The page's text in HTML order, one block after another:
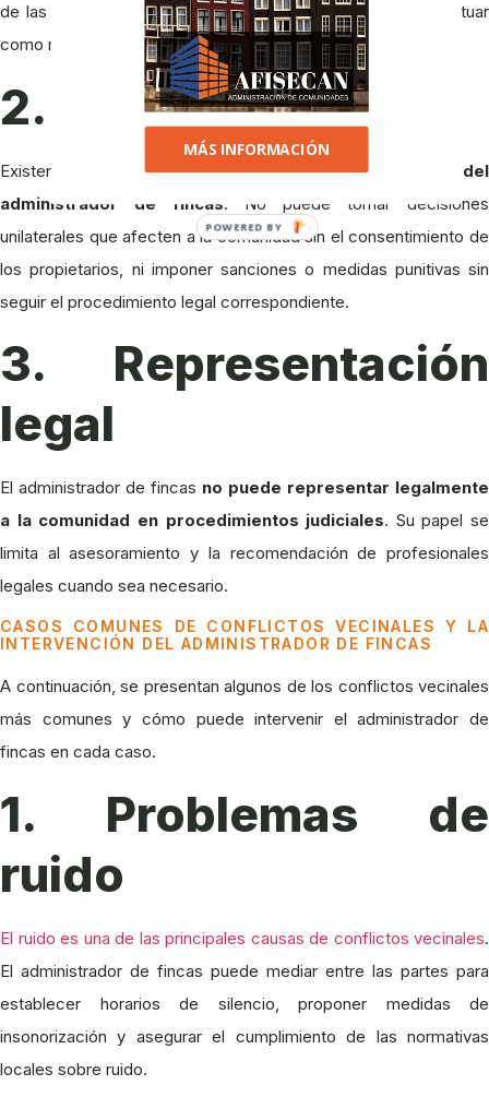
de las partes involucradas en el conflicto. Su objetivo es actuar
como mediador y facilitador de soluciones, no como juez.
2. Límites legales
Existen
límites legales en cuanto a la intervención del
administrador de fincas. No puede tomar decisiones
unilaterales que afecten a la comunidad sin el consentimiento de
los propietarios, ni imponer sanciones o medidas punitivas sin
seguir el procedimiento legal correspondiente.
3. Representación
legal
El administrador de fincas no puede representar legalmente
a la comunidad en procedimientos judiciales. Su papel se
limita al asesoramiento y la recomendación de profesionales
legales cuando sea necesario.
CASOS COMUNES DE CONFLICTOS VECINALES Y LA
INTERVENCIÓN DEL ADMINISTRADOR DE FINCAS
A continuación, se presentan algunos de los conflictos vecinales
más comunes y cómo puede intervenir el administrador de
fincas en cada caso.
1. Problemas de
ruido
El ruido es una de las principales causas de conflictos vecinales.
El administrador de fincas puede mediar entre las partes para
establecer horarios de silencio, proponer medidas de
insonorización y asegurar el cumplimiento de las normativas
locales sobre ruido.
MÁS INFORMACIÓN
POWERED BY